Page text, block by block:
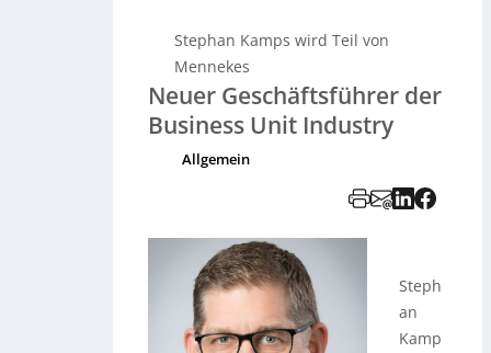
Stephan Kamps wird Teil von
Mennekes
Neuer Geschäftsführer der
Business Unit Industry
Allgemein
Steph
an
Kamp